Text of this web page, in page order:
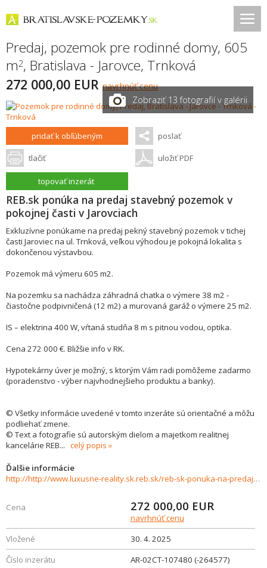
Predaj, pozemok pre rodinné domy, 605
m2, Bratislava - Jarovce, Trnková
272 000,00 EUR navrhnúť cenu
Zobraziť 13 fotografií v galérii
pridať k obľúbeným poslať
tlačiť uložiť PDF
topovať inzerát
REB.sk ponúka na predaj stavebný pozemok v
pokojnej časti v Jarovciach
Exkluzívne ponúkame na predaj pekný stavebný pozemok v tichej
časti Jaroviec na ul. Trnková, veľkou výhodou je pokojná lokalita s
dokončenou výstavbou.
Pozemok má výmeru 605 m2.
Na pozemku sa nachádza záhradná chatka o výmere 38 m2 -
čiastočne podpivničená (12 m2) a murovaná garáž o výmere 25 m2.
IS – elektrina 400 W, vŕtaná studňa 8 m s pitnou vodou, optika.
Cena 272 000 €. Bližšie info v RK.
Hypotekárny úver je možný, s ktorým Vám radi pomôžeme zadarmo
(poradenstvo - výber najvhodnejšieho produktu a banky).
© Všetky informácie uvedené v tomto inzeráte sú orientačné a môžu
podliehať zmene.
© Text a fotografie sú autorským dielom a majetkom realitnej
kancelárie REB... celý popis
Ďalšie informácie
http://http://www.luxusne-reality.sk.reb.sk/reb-sk-ponuka-na-predaj-stavebny-pozemok-v-pokojnej-casti-v-jarovciach-903257
Cena 272 000,00 EUR
navrhnúť cenu
Vložené
30. 4. 2025
Číslo inzerátu
AR-02CT-107480 (-264577)